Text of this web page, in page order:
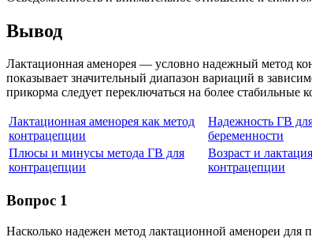
Вывод
Лактационная аменорея — условно надежный метод
показывает значительный диапазон вариаций в
прикорма следует переключаться на более стабильные
Лактационная аменорея как метод
контрацепции
Надежность ГВ
беременности
Плюсы и минусы метода ГВ для
контрацепции
Возраст и
контрацепции
Вопрос 1
Насколько надежен метод лактационной аменореи для